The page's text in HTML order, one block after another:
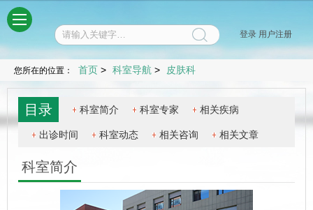
登录 用户注册
您所在的位置： 首页 > 科室导航 > 皮肤科
目录 科室简介 科室专家 相关疾病
出诊时间 科室动态 相关咨询 相关文章
科室简介